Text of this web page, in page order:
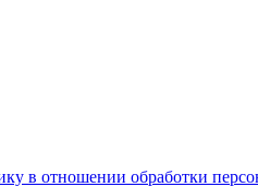
в отношении обработки